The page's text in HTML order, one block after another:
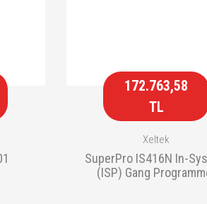
172.763,58
TL
Xeltek
SuperPro IS416N In-
(ISP) Gang